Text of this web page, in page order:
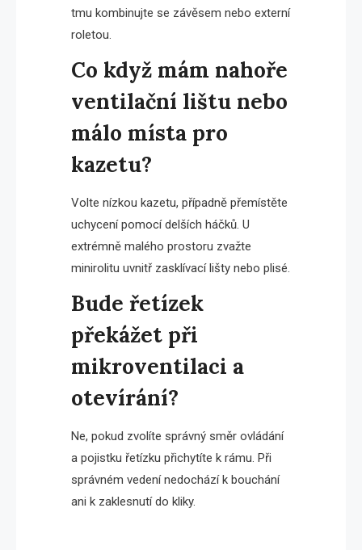
tmu kombinujte se závěsem nebo externí
roletou.
Co když mám nahoře
ventilační lištu nebo
málo místa pro
kazetu?
Volte nízkou kazetu, případně přemístěte
uchycení pomocí delších háčků. U
extrémně malého prostoru zvažte
minirolitu uvnitř zasklívací lišty nebo plisé.
Bude řetízek
překážet při
mikroventilaci a
otevírání?
Ne, pokud zvolíte správný směr ovládání
a pojistku řetízku přichytíte k rámu. Při
správném vedení nedochází k bouchání
ani k zaklesnutí do kliky.